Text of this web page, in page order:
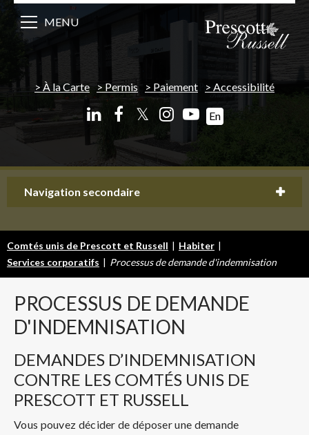
À la Carte Permis Paiement Accessibilité
𝕏 En
MENU
Navigation secondaire
Comtés unis de Prescott et Russell | Habiter |
Services corporatifs | Processus de demande d'indemnisation
PROCESSUS DE DEMANDE
D'INDEMNISATION
DEMANDES D’INDEMNISATION
CONTRE LES COMTÉS UNIS DE
PRESCOTT ET RUSSELL
Vous pouvez décider de déposer une demande